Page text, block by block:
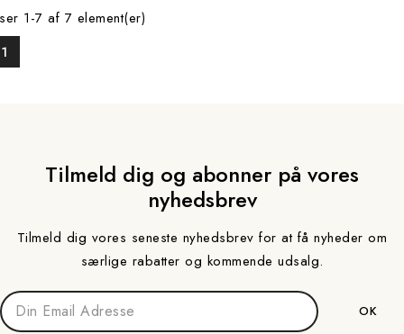
1-7 af 7 element(er)
1
Tilmeld dig og abonner på vores
nyhedsbrev
Tilmeld dig vores seneste nyhedsbrev for at få nyheder om
særlige rabatter og kommende udsalg.